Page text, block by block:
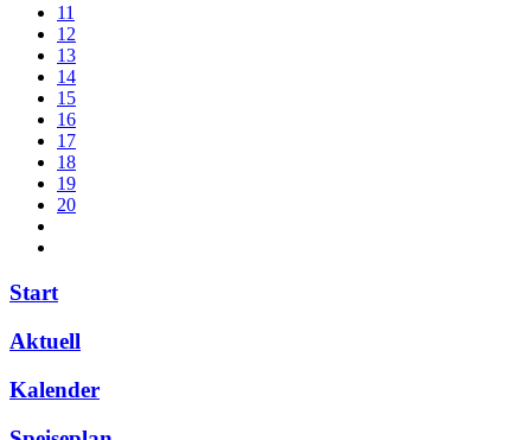
11
12
13
14
15
16
17
18
19
20
Start
Aktuell
Kalender